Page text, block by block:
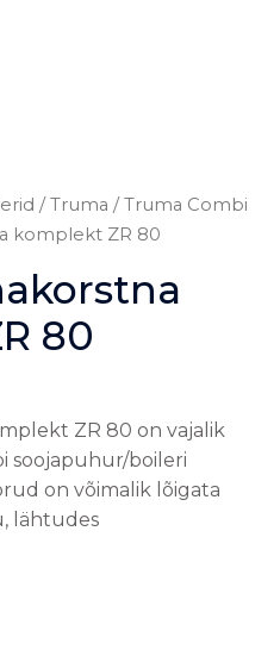
/Truma /Truma Combi
komplekt ZR 80
80
ZR 80 on vajalik
soojapuhur/boileri
on võimalik lõigata
lähtudes